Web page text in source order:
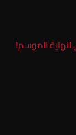
لنهاية الموسم!